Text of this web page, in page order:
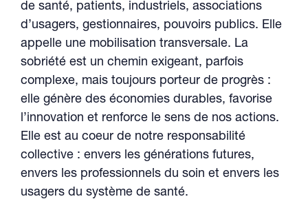
de santé, patients, industriels, associations
d’usagers, gestionnaires, pouvoirs publics. Elle
appelle une mobilisation transversale. La
sobriété est un chemin exigeant, parfois
complexe, mais toujours porteur de progrès :
elle génère des économies durables, favorise
l’innovation et renforce le sens de nos actions.
Elle est au coeur de notre responsabilité
collective : envers les générations futures,
envers les professionnels du soin et envers les
usagers du système de santé.